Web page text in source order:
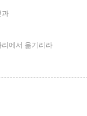
과
에서 옮기리라